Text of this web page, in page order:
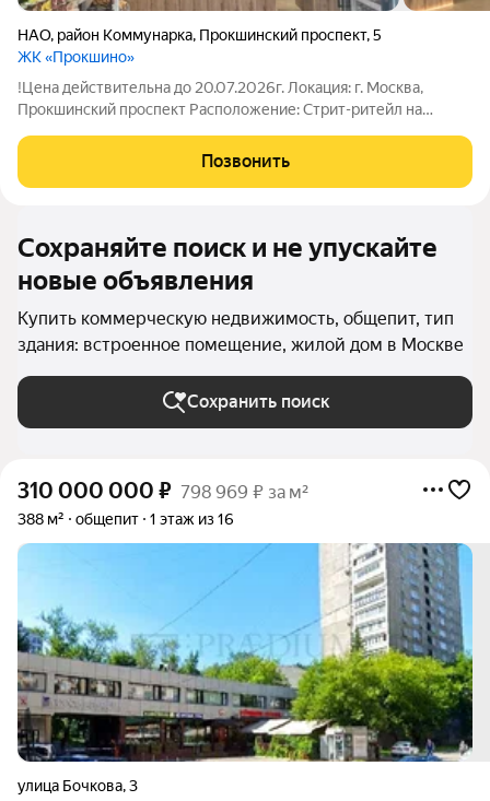
НАО, район Коммунарка, Прокшинский проспект,5
ЖК «Прокшино»
!Цена действительна до 20.07.2026г. Локация: г. Москва,
Прокшинский проспект Расположение: Стрит-ритейл на
высокий пешеходный и автомобильный трафик. Помещение
площадью 37 м полностью готово к
Позвонить
Сохраняйте поиск и не упускайте
новые объявления
Купить коммерческую недвижимость, общепит, тип
здания: встроенное помещение, жилой дом в Москве
Сохранить поиск
310 000 000 ₽ 798 969 ₽ за м²
388 м² общепит 1 этаж из 16
улица Бочкова,3